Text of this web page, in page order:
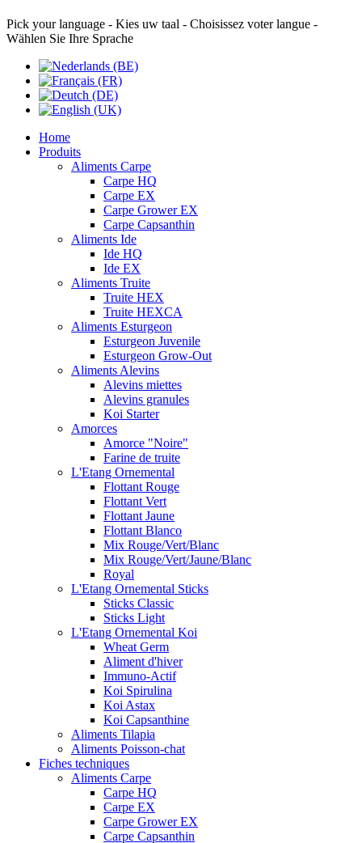
Pick your language - Kies uw taal - Choisissez voter langue -
Wählen Sie Ihre Sprache
Home
Produits
Aliments Carpe
Carpe HQ
Carpe EX
Carpe Grower EX
Carpe Capsanthin
Aliments Ide
Ide HQ
Ide EX
Aliments Truite
Truite HEX
Truite HEXCA
Aliments Esturgeon
Esturgeon Juvenile
Esturgeon Grow-Out
Aliments Alevins
Alevins miettes
Alevins granules
Koi Starter
Amorces
Amorce "Noire"
Farine de truite
L'Etang Ornemental
Flottant Rouge
Flottant Vert
Flottant Jaune
Flottant Blanco
Mix Rouge/Vert/Blanc
Mix Rouge/Vert/Jaune/Blanc
Royal
L'Etang Ornemental Sticks
Sticks Classic
Sticks Light
L'Etang Ornemental Koi
Wheat Germ
Aliment d'hiver
Immuno-Actif
Koi Spirulina
Koi Astax
Koi Capsanthine
Aliments Tilapia
Aliments Poisson-chat
Fiches techniques
Aliments Carpe
Carpe HQ
Carpe EX
Carpe Grower EX
Carpe Capsanthin